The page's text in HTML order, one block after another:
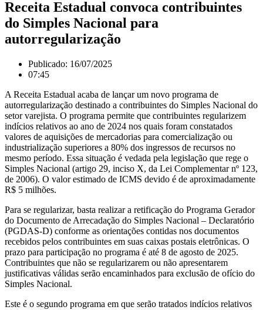
Receita Estadual convoca contribuintes
do Simples Nacional para
autorregularização
Publicado: 16/07/2025
07:45
A Receita Estadual acaba de lançar um novo programa de
autorregularização destinado a contribuintes do Simples Nacional do
setor varejista. O programa permite que contribuintes regularizem
indícios relativos ao ano de 2024 nos quais foram constatados
valores de aquisições de mercadorias para comercialização ou
industrialização superiores a 80% dos ingressos de recursos no
mesmo período. Essa situação é vedada pela legislação que rege o
Simples Nacional (artigo 29, inciso X, da Lei Complementar nº 123,
de 2006). O valor estimado de ICMS devido é de aproximadamente
R$ 5 milhões.
Para se regularizar, basta realizar a retificação do Programa Gerador
do Documento de Arrecadação do Simples Nacional – Declaratório
(PGDAS-D) conforme as orientações contidas nos documentos
recebidos pelos contribuintes em suas caixas postais eletrônicas. O
prazo para participação no programa é até 8 de agosto de 2025.
Contribuintes que não se regularizarem ou não apresentarem
justificativas válidas serão encaminhados para exclusão de ofício do
Simples Nacional.
Este é o segundo programa em que serão tratados indícios relativos